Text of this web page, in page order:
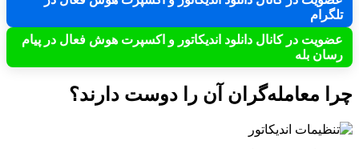
تلگرام
عضویت در کانال دانلود اندیکاتور و اکسپرت هوش فعال در پیام
رسان بله
چرا معامله‌گران آن را دوست دارند؟